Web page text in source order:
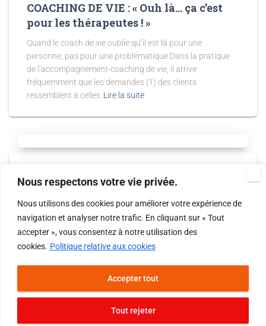
Nous respectons votre vie privée.
Nous utilisons des cookies pour améliorer votre expérience de
navigation et analyser notre trafic. En cliquant sur « Tout
accepter », vous consentez à notre utilisation des
cookies. Politique relative aux cookies
Tout rejeter
Accepter tout
COACHING DE VIE : « Ouh là… ça c’est
pour les thérapeutes ! »
Quand le coach de vie oublie qu’il est là pour une
personne, pas pour une problématique Dans la pratique
de l’accompagnement-coaching de vie, il arrive
fréquemment que les demandes (1) des clients
ressemblent à celles Lire la suite
Coaching de vie : ça bloque ! 2ème
partie
Dans la 1ère partie, nous avons vu des situations qui
concernaient le coach de vie lui-même. Dans cette 2ème
partie, chers coachs de vie, je vous propose de faire